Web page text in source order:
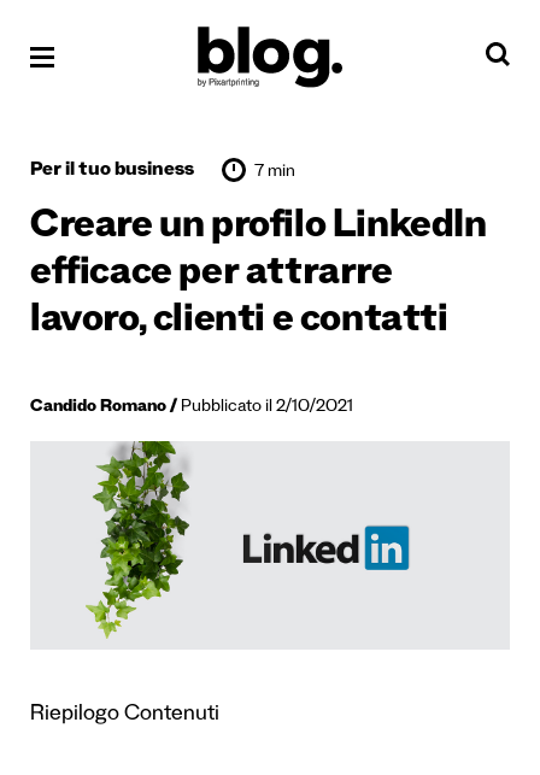
Per il tuo business 7 min
Creare un profilo LinkedIn
efficace per attrarre
lavoro, clienti e contatti
Candido Romano Pubblicato il 2/10/2021
Riepilogo Contenuti